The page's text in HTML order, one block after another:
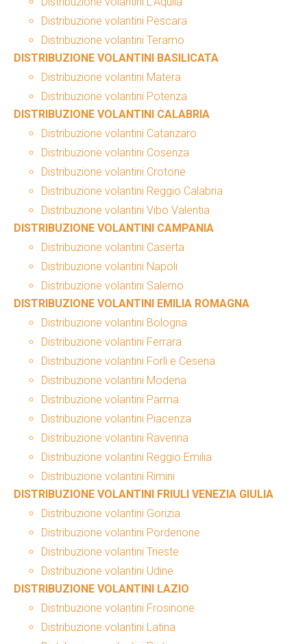
Distribuzione volantini Pescara
Distribuzione volantini Teramo
DISTRIBUZIONE VOLANTINI BASILICATA
Distribuzione volantini Matera
Distribuzione volantini Potenza
DISTRIBUZIONE VOLANTINI CALABRIA
Distribuzione volantini Catanzaro
Distribuzione volantini Cosenza
Distribuzione volantini Crotone
Distribuzione volantini Reggio Calabria
Distribuzione volantini Vibo Valentia
DISTRIBUZIONE VOLANTINI CAMPANIA
Distribuzione volantini Caserta
Distribuzione volantini Napoli
Distribuzione volantini Salerno
DISTRIBUZIONE VOLANTINI EMILIA ROMAGNA
Distribuzione volantini Bologna
Distribuzione volantini Ferrara
Distribuzione volantini Forlì e Cesena
Distribuzione volantini Modena
Distribuzione volantini Parma
Distribuzione volantini Piacenza
Distribuzione volantini Ravenna
Distribuzione volantini Reggio Emilia
Distribuzione volantini Rimini
DISTRIBUZIONE VOLANTINI FRIULI VENEZIA GIULIA
Distribuzione volantini Gorizia
Distribuzione volantini Pordenone
Distribuzione volantini Trieste
Distribuzione volantini Udine
DISTRIBUZIONE VOLANTINI LAZIO
Distribuzione volantini Frosinone
Distribuzione volantini Latina